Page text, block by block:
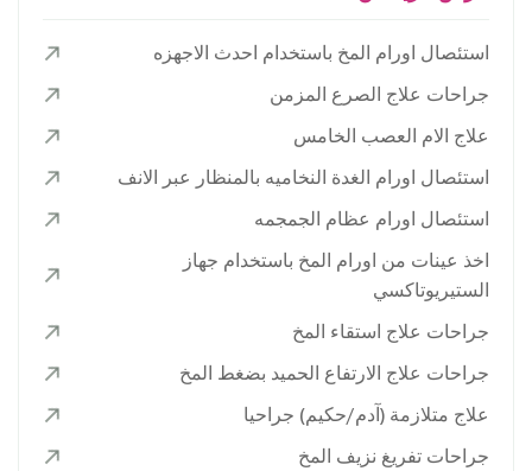
استئصال اورام المخ باستخدام احدث الاجهزه
جراحات علاج الصرع المزمن
علاج الام العصب الخامس
استئصال اورام الغدة النخاميه بالمنظار عبر الانف
استئصال اورام عظام الجمجمه
اخذ عينات من اورام المخ باستخدام جهاز
الستيريوتاكسي
جراحات علاج استقاء المخ
جراحات علاج الارتفاع الحميد بضغط المخ
علاج متلازمة (آدم/حكيم) جراحيا
جراحات تفريغ نزيف المخ